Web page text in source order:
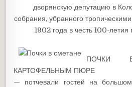
дворянскую депутацию в
собрания, убранного
1902 года в честь 100-
ПОЧКИ
КАРТОФЕЛЬНЫМ ПЮРЕ
— потчевали гостей на